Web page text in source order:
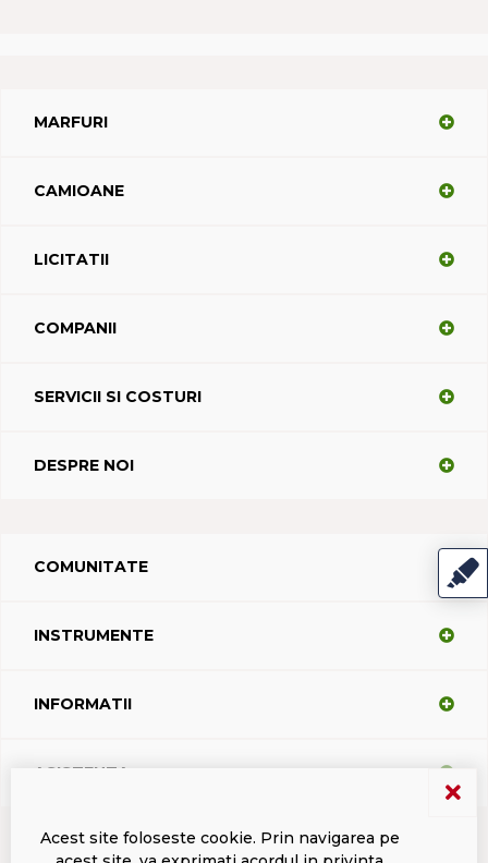
MARFURI
CAMIOANE
LICITATII
COMPANII
SERVICII SI COSTURI
DESPRE NOI
COMUNITATE
INSTRUMENTE
INFORMATII
ASISTENTA
Acest site foloseste cookie. Prin navigarea pe